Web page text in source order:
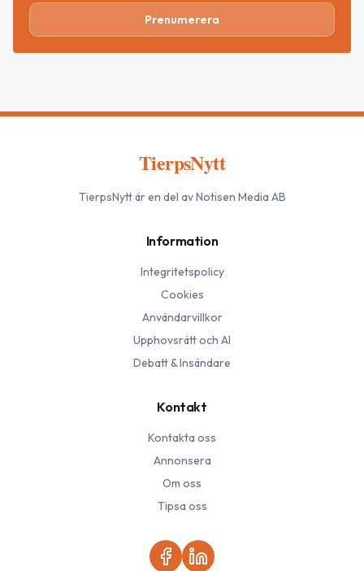
Prenumerera
TierpsNytt
TierpsNyttär en del av Notisen Media AB
Information
Integritetspolicy
Cookies
Användarvillkor
Upphovsrätt och AI
Debatt & Insändare
Kontakt
Kontakta oss
Annonsera
Om oss
Tipsa oss